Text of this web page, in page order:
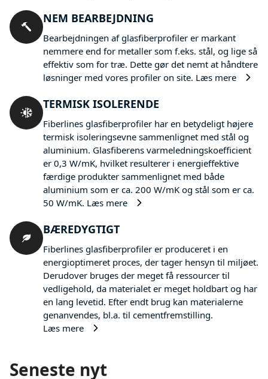
NEM BEARBEJDNING
Bearbejdningen af glasfiberprofiler er markant
nemmere end for metaller som f.eks. stål, og lige så
effektiv som for træ. Dette gør det nemt at håndtere
løsninger med vores profiler on site. Læs mere
TERMISK ISOLERENDE
Fiberlines glasfiberprofiler har en betydeligt højere
termisk isoleringsevne sammenlignet med stål og
aluminium. Glasfiberens varmeledningskoefficient
er 0,3 W/mK, hvilket resulterer i energieffektive
færdige produkter sammenlignet med både
aluminium som er ca. 200 W/mK og stål som er ca.
50 W/mK. Læs mere
BÆREDYGTIGT
Fiberlines glasfiberprofiler er produceret i en
energioptimeret proces, der tager hensyn til miljøet.
Derudover bruges der meget få ressourcer til
vedligehold, da materialet er meget holdbart og har
en lang levetid. Efter endt brug kan materialerne
genanvendes, bl.a. til cementfremstilling.
Læs mere
Seneste nyt